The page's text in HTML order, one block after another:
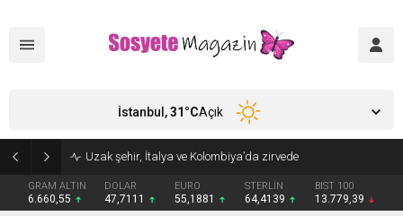
Uzak şehir, İtalya ve Kolombiya’da zirvede
GRAM ALTIN
6.660,55
DOLAR
47,7111
EURO
55,1881
STERLİN
64,4139
BIST 100
13.779,39
İstanbul,31°CAçık